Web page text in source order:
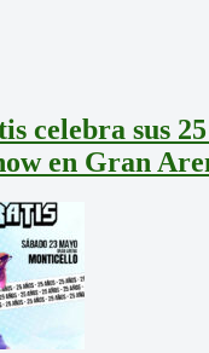
celebra sus
en Gran